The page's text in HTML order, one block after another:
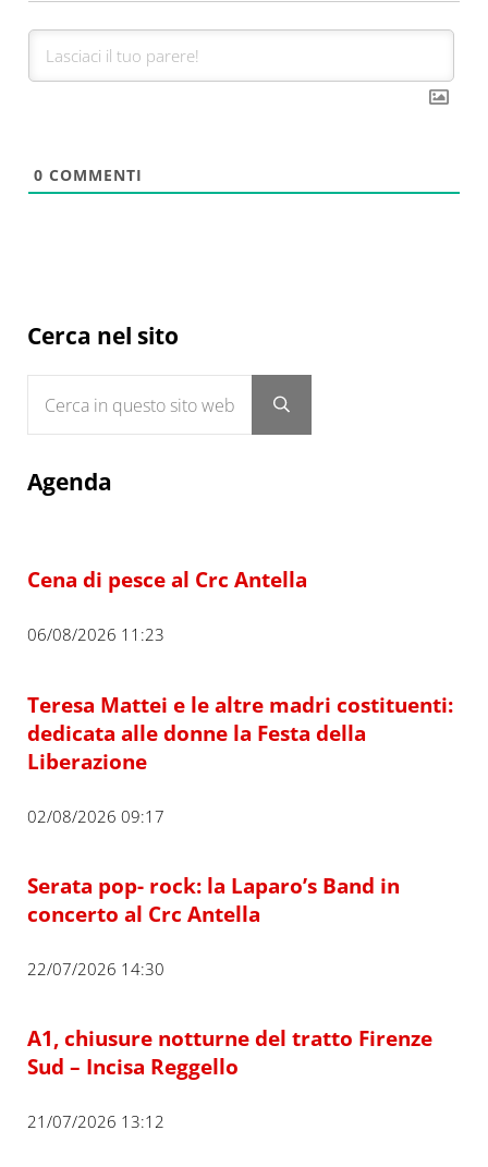
0 COMMENTI
Sidebar
Cerca nel sito
Submit search
Agenda
Cena di pesce al Crc Antella
06/08/2026 11:23
Teresa Mattei e le altre madri costituenti:
dedicata alle donne la Festa della
Liberazione
02/08/2026 09:17
Serata pop- rock: la Laparo’s Band in
concerto al Crc Antella
22/07/2026 14:30
A1, chiusure notturne del tratto Firenze
Sud – Incisa Reggello
21/07/2026 13:12